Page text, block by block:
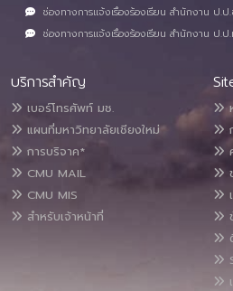
ช่องทางการแจ้งเรื่องร้องเรียน สำนักงาน ป.ป
ช่องทางการแจ้งเรื่องร้องเรียน สำนักงาน ป.ป
บริการสำคัญ
เบอร์โทรศัพท์ มช.
แผนที่มหาวิทยาลัยเชียงใหม่
การบริจาค*
CMU MAIL
CMU MIS
สำหรับเจ้าหน้าที่